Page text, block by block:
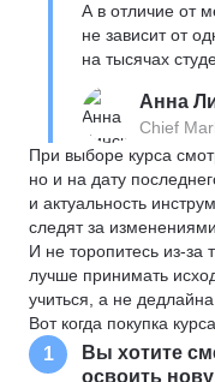
А в отличие от
не зависит от
на тысячах
Анна
Chief
При выборе курса
но и на дату
и актуальность
следят за
И не торопитесь из-за
лучше принимать
учиться, а не дедлайна
Вот когда покупка
1
Вы хотите
освоить